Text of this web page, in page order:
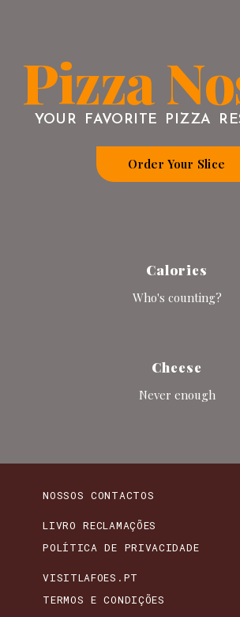
Pizza
YOUR FAVORITE PIZZA
Order Your Slice
Calories
Who's counting?
Cheese
Never enough
NOSSOS CONTACTOS
LIVRO RECLAMAÇÕES
POLÍTICA DE PRIVACIDADE
VISITLAFOES.PT
TERMOS E CONDIÇÕES